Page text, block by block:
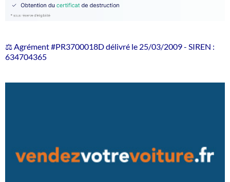
⚖️ Agrément #PR3700018D délivré le 25/03/2009 - SIREN :
634704365